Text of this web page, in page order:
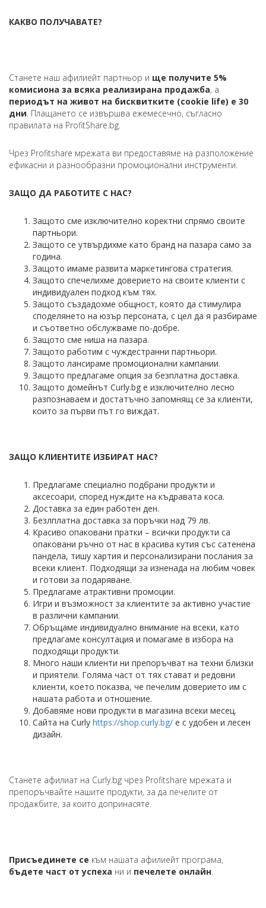
КАКВО ПОЛУЧАВАТЕ?
Станете наш афилиейт партньор и ще получите 5%
комисиона за всяка реализирана продажба, а
периодът на живот на бисквитките (cookie life) е 30
дни. Плащането се извършва ежемесечно, съгласно
правилата на ProfitShare.bg.
Чрез Profitshare мрежата ви прeдоставяме на разположение
ефикасни и разнообразни промоционални инструменти.
ЗАЩО ДА РАБОТИТЕ С НАС?
Защото сме изключително коректни спрямо своите
партньори.
Защото се утвърдихме като бранд на пазара само за
година.
Защото имаме развита маркетингова стратегия.
Защото спечелихме доверието на своите клиенти с
индивидуален подход към тях.
Защото създадохме общност, която да стимулира
споделянето на юзър персоната, с цел да я разбираме
и съответно обслужваме по-добре.
Защото сме ниша на пазара.
Защото работим с чуждестранни партньори.
Защото лансираме промоционални кампании.
Защото предлагаме опция за безплатна доставка.
Защото домейнът Curly.bg е изключително лесно
разпознаваем и достатъчно запомнящ се за клиенти,
които за първи път го виждат.
ЗАЩО КЛИЕНТИТЕ ИЗБИРАТ НАС?
Предлагаме специално подбрани продукти и
аксесоари, според нуждите на къдравата коса.
Доставка за един работен ден.
Безлплатна доставка за поръчки над 79 лв.
Красиво опаковани пратки – всички продукти са
опаковани ръчно от нас в красива кутия със сатенена
пандела, тишу хартия и персонализирани послания за
всеки клиент. Подходящи за изненада на любим човек
и готови за подаряване.
Предлагаме атрактивни промоции.
Игри и възможност за клиентите за активно участие
в различни кампании.
Обръщаме индивидуално внимание на всеки, като
предлагаме консултация и помагаме в избора на
подходящи продукти.
Много наши клиенти ни препоръчват на техни близки
и приятели. Голяма част от тях стават и редовни
клиенти, което показва, че печелим доверието им с
нашата работа и отношение.
Добавяме нови продукти в магазина всеки месец.
Сайта на Curly https://shop.curly.bg/ е с удобен и лесен
дизайн.
Станете афилиат на Curly.bg чрез Profitshare мрежата и
препоръчвайте нашите продукти, за да печелите от
продажбите, за които допринасяте.
Присъединете се към нашата афилиейт програма,
бъдете част от успеха ни и печелете онлайн.